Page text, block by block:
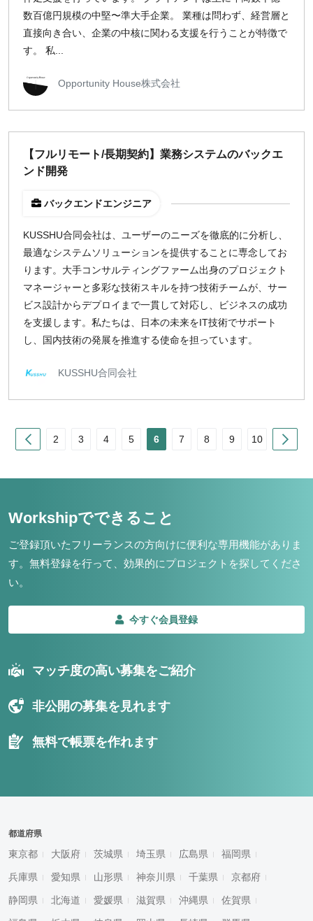
数百億円規模の中堅〜準大手企業。 業種は問わず、経営層と
直接向き合い、企業の中核に関わる支援を行うことが特徴で
す。 私...
Opportunity House株式会社
【フルリモート/長期契約】業務システムのバックエ
ンド開発
バックエンドエンジニア
KUSSHU合同会社は、ユーザーのニーズを徹底的に分析し、
最適なシステムソリューションを提供することに専念してお
ります。大手コンサルティングファーム出身のプロジェクト
マネージャーと多彩な技術スキルを持つ技術チームが、サー
ビス設計からデプロイまで一貫して対応し、ビジネスの成功
を支援します。私たちは、日本の未来をIT技術でサポート
し、国内技術の発展を推進する使命を担っています。
KUSSHU合同会社
Prev
2 3 4 5 6 7 8 9 10
Workshipでできること
ご登録頂いたフリーランスの方向けに便利な専用機能がありま
す。 無料登録を行って、効果的にプロジェクトを探してくださ
い。
今すぐ会員登録
マッチ度の高い募集をご紹介
非公開の募集を見れます
無料で帳票を作れます
都道府県
東京都 大阪府 茨城県 埼玉県 広島県 福岡県
兵庫県 愛知県 山形県 神奈川県 千葉県 京都府
静岡県 北海道 愛媛県 滋賀県 沖縄県 佐賀県